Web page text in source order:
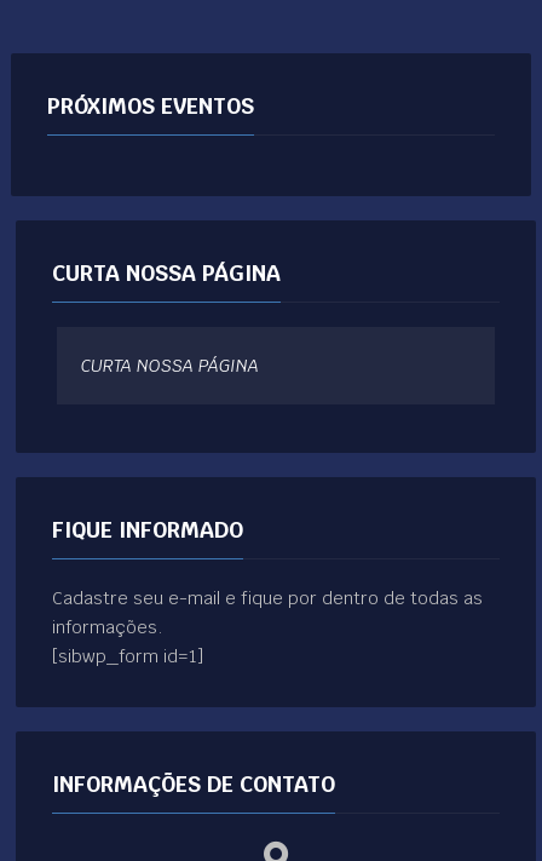
PRÓXIMOS EVENTOS
CURTA NOSSA PÁGINA
CURTA NOSSA PÁGINA
FIQUE INFORMADO
Cadastre seu e-mail e fique por dentro de todas as
informações.
[sibwp_form id=1]
INFORMAÇÕES DE CONTATO